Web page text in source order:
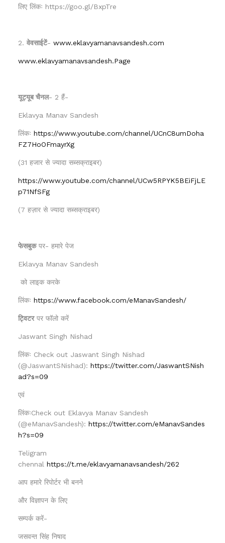
लिए लिंकः https://goo.gl/BxpTre
2. वेवसाईटें- www.eklavyamanavsandesh.com
www.eklavyamanavsandesh.Page
यूट्यूब चैनल- 2 हैं-
Eklavya Manav Sandesh
लिंकः https://www.youtube.com/channel/UCnC8umDoha
FZ7HoOFmayrXg
(31 हजार से ज्यादा सब्सक्राइबर)
https://www.youtube.com/channel/UCw5RPYK5BEiFjLE
p71NfSFg
(7 हज़ार से ज्यादा सब्सक्राइबर)
फेसबुकपर- हमारे पेज
Eklavya Manav Sandesh
को लाइक करके
लिंकः https://www.facebook.com/eManavSandesh/
ट्विटरपर फॉलो करें
Jaswant Singh Nishad
लिंकः Check out Jaswant Singh Nishad
(@JaswantSNishad): https://twitter.com/JaswantSNish
ad?s=09
एवं
लिंकःCheck out Eklavya Manav Sandesh
(@eManavSandesh): https://twitter.com/eManavSandes
h?s=09
Teligram
chennal https://t.me/eklavyamanavsandesh/262
आप हमारे रिपोर्टर भी बनने
और विज्ञापन के लिए
सम्पर्क करें-
जसवन्त सिंह निषाद